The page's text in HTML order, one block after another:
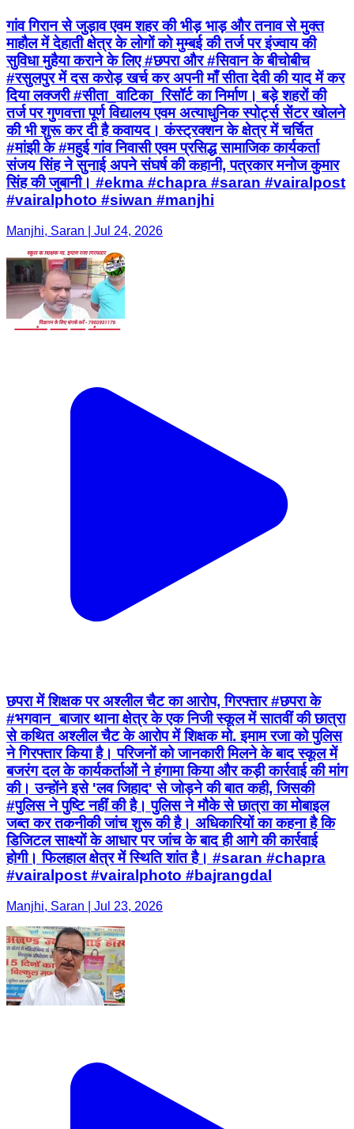
गांव गिरान से जुड़ाव एवम शहर की भीड़ भाड़ और तनाव से मुक्त
माहौल में देहाती क्षेत्र के लोगों को मुम्बई की तर्ज पर इंज्वाय की
सुविधा मुहैया कराने के लिए #छपरा और #सिवान के बीचोबीच
#रसुलपुर में दस करोड़ खर्च कर अपनी माँ सीता देवी की याद में कर
दिया लक्जरी #सीता_वाटिका_रिसॉर्ट का निर्माण। बड़े शहरों की
तर्ज पर गुणवत्ता पूर्ण विद्यालय एवम अत्याधुनिक स्पोर्ट्स सेंटर खोलने
की भी शुरू कर दी है कवायद। कंस्ट्रक्शन के क्षेत्र में चर्चित
#मांझी के #महुई गांव निवासी एवम प्रसिद्ध सामाजिक कार्यकर्ता
संजय सिंह ने सुनाई अपने संघर्ष की कहानी, पत्रकार मनोज कुमार
सिंह की जुबानी। #ekma #chapra #saran #vairalpost
#vairalphoto #siwan #manjhi
Manjhi, Saran | Jul 24, 2026
छपरा में शिक्षक पर अश्लील चैट का आरोप, गिरफ्तार #छपरा के
#भगवान_बाजार थाना क्षेत्र के एक निजी स्कूल में सातवीं की छात्रा
से कथित अश्लील चैट के आरोप में शिक्षक मो. इमाम रजा को पुलिस
ने गिरफ्तार किया है। परिजनों को जानकारी मिलने के बाद स्कूल में
बजरंग दल के कार्यकर्ताओं ने हंगामा किया और कड़ी कार्रवाई की मांग
की। उन्होंने इसे 'लव जिहाद' से जोड़ने की बात कही, जिसकी
#पुलिस ने पुष्टि नहीं की है। पुलिस ने मौके से छात्रा का मोबाइल
जब्त कर तकनीकी जांच शुरू की है। अधिकारियों का कहना है कि
डिजिटल साक्ष्यों के आधार पर जांच के बाद ही आगे की कार्रवाई
होगी। फिलहाल क्षेत्र में स्थिति शांत है। #saran #chapra
#vairalpost #vairalphoto #bajrangdal
Manjhi, Saran | Jul 23, 2026